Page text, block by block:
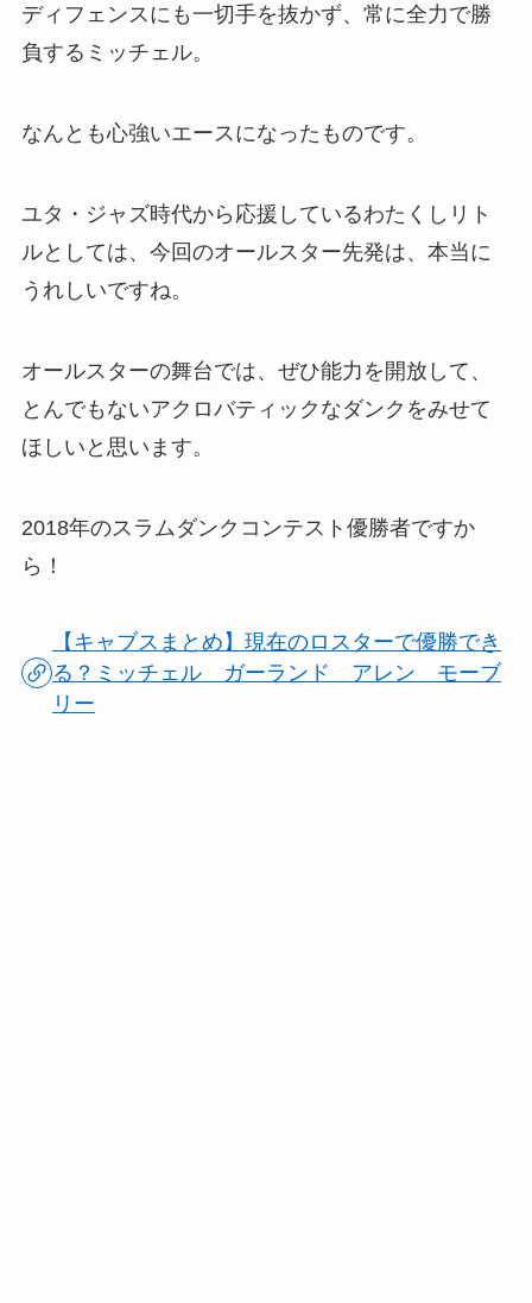
ディフェンスにも一切手を抜かず、常に全力で勝
負するミッチェル。
なんとも心強いエースになったものです。
ユタ・ジャズ時代から応援しているわたくしリト
ルとしては、今回のオールスター先発は、本当に
うれしいですね。
オールスターの舞台では、ぜひ能力を開放して、
とんでもないアクロバティックなダンクをみせて
ほしいと思います。
2018年のスラムダンクコンテスト優勝者ですか
ら！
【キャブスまとめ】現在のロスターで優勝でき
る？ミッチェル ガーランド アレン モーブ
リー